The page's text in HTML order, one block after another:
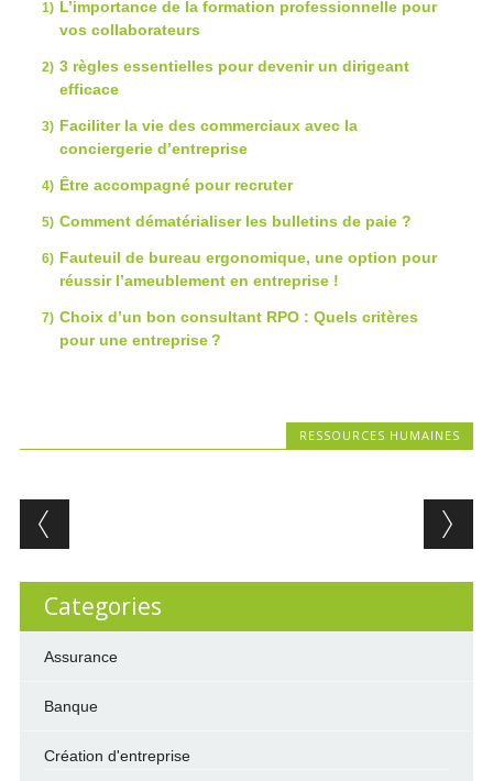
L’importance de la formation professionnelle pour
vos collaborateurs
3 règles essentielles pour devenir un dirigeant
efficace
Faciliter la vie des commerciaux avec la
conciergerie d’entreprise
Être accompagné pour recruter
Comment dématérialiser les bulletins de paie ?
Fauteuil de bureau ergonomique, une option pour
réussir l’ameublement en entreprise !
Choix d’un bon consultant RPO : Quels critères
pour une entreprise ?
RESSOURCES HUMAINES
Post navigation
Categories
Assurance
Banque
Création d'entreprise